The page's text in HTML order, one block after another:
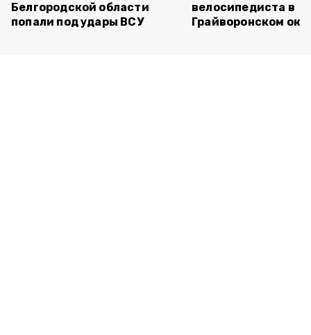
Белгородской области
попали под удары ВСУ
велосипедиста в
Грайворонском